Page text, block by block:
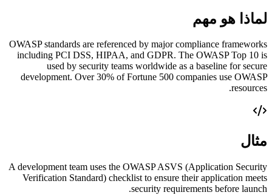
لماذا هو مهم
OWASP standards are referenced by major compliance frameworks
including PCI DSS, HIPAA, and GDPR. The OWASP Top 10 is
used by security teams worldwide as a baseline for secure
development. Over 30% of Fortune 500 companies use OWASP
resources.
مثال
A development team uses the OWASP ASVS (Application Security
Verification Standard) checklist to ensure their application meets
security requirements before launch.